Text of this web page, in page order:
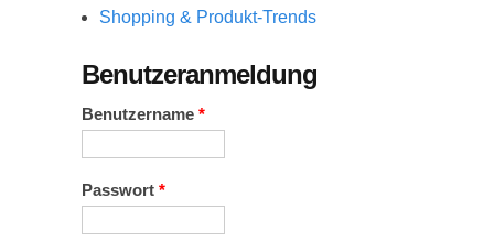
Shopping & Produkt-Trends
Benutzeranmeldung
Benutzername *
Passwort *